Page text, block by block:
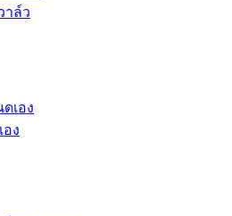
าล์ว
ง